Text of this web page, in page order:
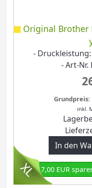
Original Brother
- Druckleistung:
- Art-Nr.
Grundpreis:
inkl.
In den
17,00 EUR